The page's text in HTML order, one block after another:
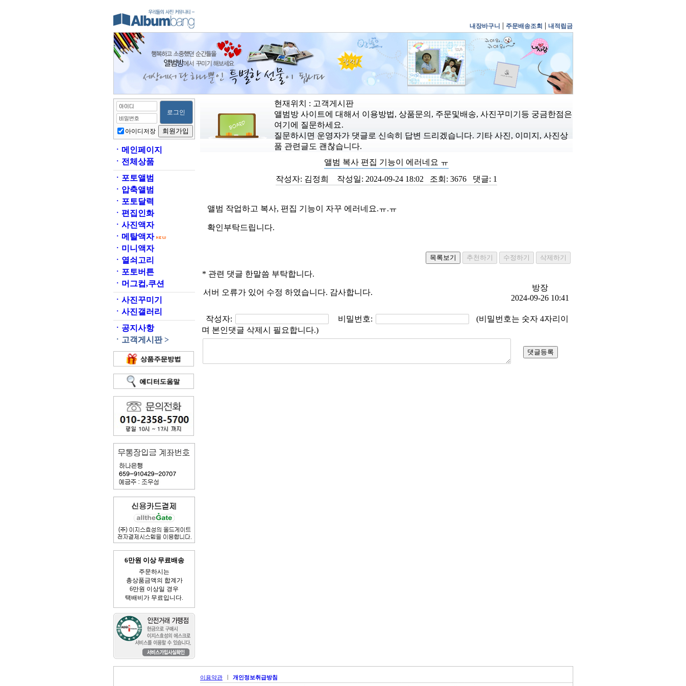
내장바구니 | 주문배송조회 | 내적립금
아이디저장
ㆍ 메인페이지
ㆍ 전체상품
ㆍ 포토앨범
ㆍ 압축앨범
ㆍ 포토달력
ㆍ 편집인화
ㆍ 사진액자
ㆍ 메탈액자
ㆍ 미니액자
ㆍ 열쇠고리
ㆍ 포토버튼
ㆍ 머그컵,쿠션
ㆍ 사진꾸미기
ㆍ 사진갤러리
ㆍ 공지사항
ㆍ 고객게시판 >
6만원 이상 무료배송
주문하시는
총상품금액의 합계가
6만원 이상일 경우
택배비가 무료입니다.
현재위치 : 고객게시판
앨범방 사이트에 대해서 이용방법, 상품문의, 주문및배송, 사진꾸미기등 궁금한점은
여기에 질문하세요.
질문하시면 운영자가 댓글로 신속히 답변 드리겠습니다. 기타 사진, 이미지, 사진상
품 관련글도 괜찮습니다.
앨범 복사 편집 기능이 에러네요 ㅠ
작성자: 김정희 작성일: 2024-09-24 18:02 조회: 3676 댓글: 1
앨범 작업하고 복사, 편집 기능이 자꾸 에러네요.ㅠ.ㅠ
확인부탁드립니다.
* 관련 댓글 한말씀 부탁합니다.
서버 오류가 있어 수정 하였습니다. 감사합니다.
방장
2024-09-26 10:41
작성자: 비밀번호:
(비밀번호는 숫자 4자리이
며 본인댓글 삭제시 필요합니다.)
이용약관 | 개인정보취급방침